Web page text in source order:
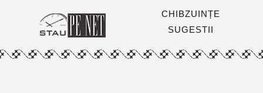
CHIBZUINȚE
SUGESTII